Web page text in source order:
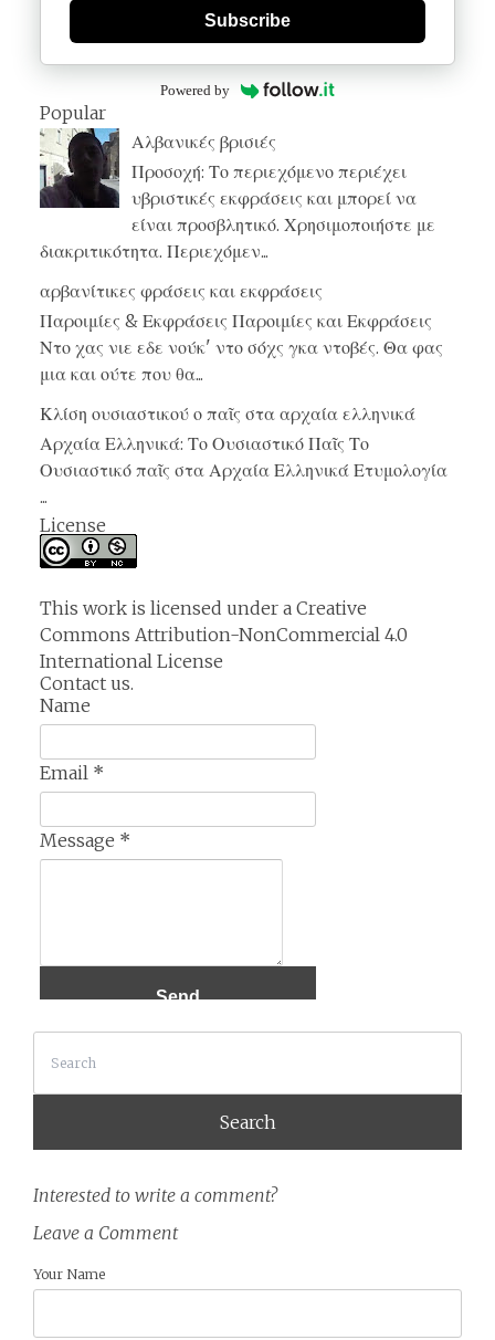
Subscribe
Powered by
Popular
Αλβανικές βρισιές
Προσοχή: Το περιεχόμενο περιέχει
υβριστικές εκφράσεις και μπορεί να
είναι προσβλητικό. Χρησιμοποιήστε με
διακριτικότητα. Περιεχόμεν...
αρβανίτικες φράσεις και εκφράσεις
Παροιμίες & Εκφράσεις Παροιμίες και Εκφράσεις
Ντο χας νιε εδε νούκ' ντο σόχς γκα ντοβές. Θα φας
μια και ούτε που θα...
Κλίση ουσιαστικού ο παῖς στα αρχαία ελληνικά
Αρχαία Ελληνικά: Το Ουσιαστικό Παῖς Το
Ουσιαστικό παῖς στα Αρχαία Ελληνικά Ετυμολογία
...
License
This work is licensed under a Creative
Commons Attribution-NonCommercial 4.0
International License
Contact us.
Name
Email *
Message *
Interested to write a comment?
Leave a Comment
Your Name